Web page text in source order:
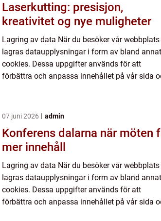
Laserkutting: presisjon,
kreativitet og nye muligheter
Lagring av data När du besöker vår webbplats
lagras dataupplysningar i form av bland annat
cookies. Dessa uppgifter används för att
förbättra och anpassa innehållet på vår sida
07 juni 2026 admin
Konferens dalarna när möten får
mer innehåll
Lagring av data När du besöker vår webbplats
lagras dataupplysningar i form av bland annat
cookies. Dessa uppgifter används för att
förbättra och anpassa innehållet på vår sida